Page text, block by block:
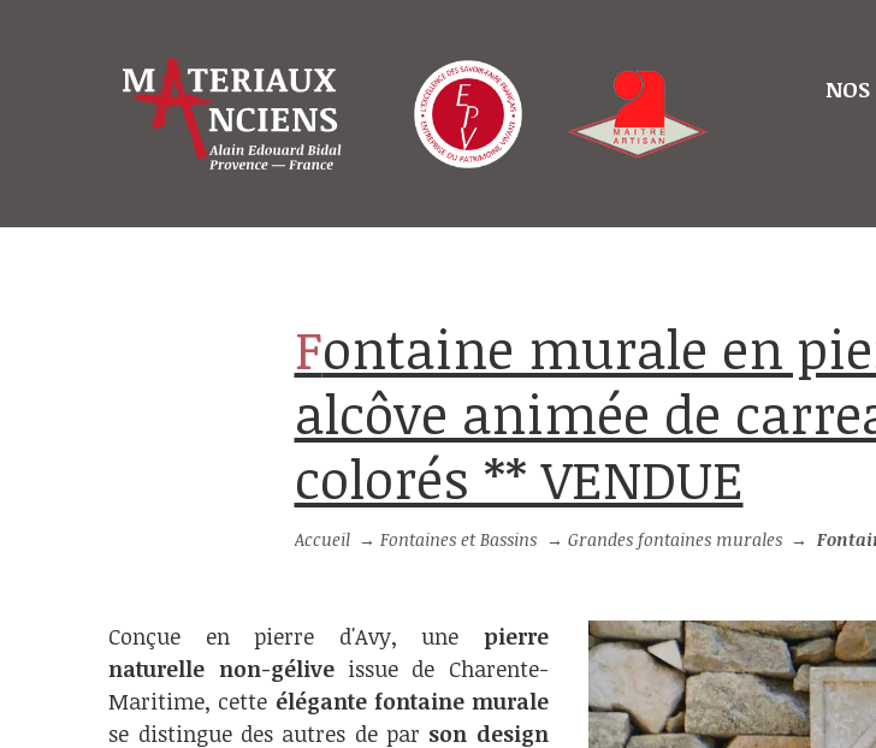
NOS
Fontaine murale en pierre avec
alcôve animée de
colorés ** VENDUE
Accueil →Fontaines et Bassins → Grandes fontaines murales → Fontaine
Conçue en pierre d'Avy, une pierre
naturelle non-géliveissue de Charente-
Maritime, cette élégante fontaine murale
se distingue des autres de par son design